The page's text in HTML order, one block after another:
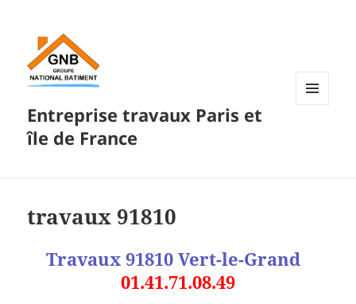
Entreprise travaux Paris et
île de France
travaux 91810
Travaux 91810 Vert-le-Grand
01.41.71.08.49